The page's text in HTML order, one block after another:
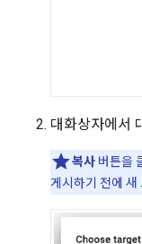
대화상자에서
복사 버튼을
게시하기 전에 새